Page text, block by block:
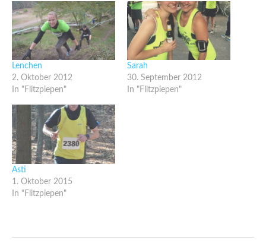
Lenchen
2. Oktober 2012
In "Flitzpiepen"
Sarah
30. September 2012
In "Flitzpiepen"
Asti
1. Oktober 2015
In "Flitzpiepen"